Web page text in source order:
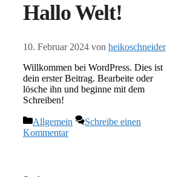
Hallo Welt!
10. Februar 2024 von heikoschneider
Willkommen bei WordPress. Dies ist
dein erster Beitrag. Bearbeite oder
lösche ihn und beginne mit dem
Schreiben!
Kategorien
Allgemein
Schreibe einen
Kommentar